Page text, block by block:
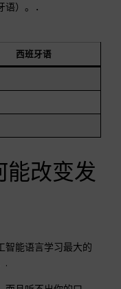
语）。.
西班牙语
能改变发
智能语言学习最大的
.